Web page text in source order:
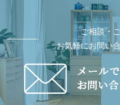
ご相談・
お気軽にお問い